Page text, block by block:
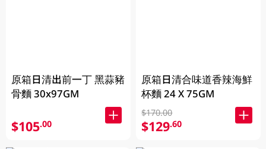
原箱日清出前一丁 黑蒜豬
骨麵 30x97GM
$105.00
原箱日清合味道香辣海鮮
杯麵 24 X 75GM
$170.00
$129.60